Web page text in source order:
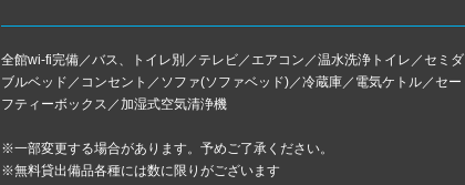
全館wi-fi完備／バス、トイレ別／テレビ／エアコン／温水洗浄トイレ／セミダ
ブルベッド／コンセント／ソファ(ソファベッド)／冷蔵庫／電気ケトル／セー
フティーボックス／加湿式空気清浄機
※一部変更する場合があります。予めご了承ください。
※無料貸出備品各種には数に限りがございます